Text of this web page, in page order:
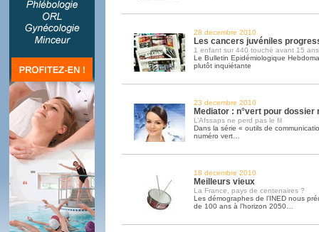
28 decembre 2010
Les cancers juvéniles
1 enfant sur 440 touché avant 15 ans
Le Bulletin Epidémiologique
plutôt inquiétante
23 decembre 2010
Mediator : n°vert pour dossier
L’Afssaps ne perd pas le fil
Dans la série « outils de
numéro vert…
18 decembre 2010
Meilleurs vieux
La France, pays de centenaires ?
Les démographes de l’INED nous
de 100 ans à l’horizon 2050…